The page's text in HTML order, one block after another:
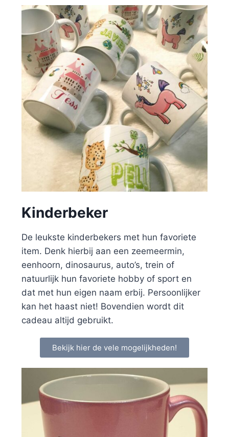
Kinderbeker
De leukste kinderbekers met hun favoriete
item. Denk hierbij aan een zeemeermin,
eenhoorn, dinosaurus, auto’s, trein of
natuurlijk hun favoriete hobby of sport en
dat met hun eigen naam erbij. Persoonlijker
kan het haast niet! Bovendien wordt dit
cadeau altijd gebruikt.
Bekijk hier de vele mogelijkheden!